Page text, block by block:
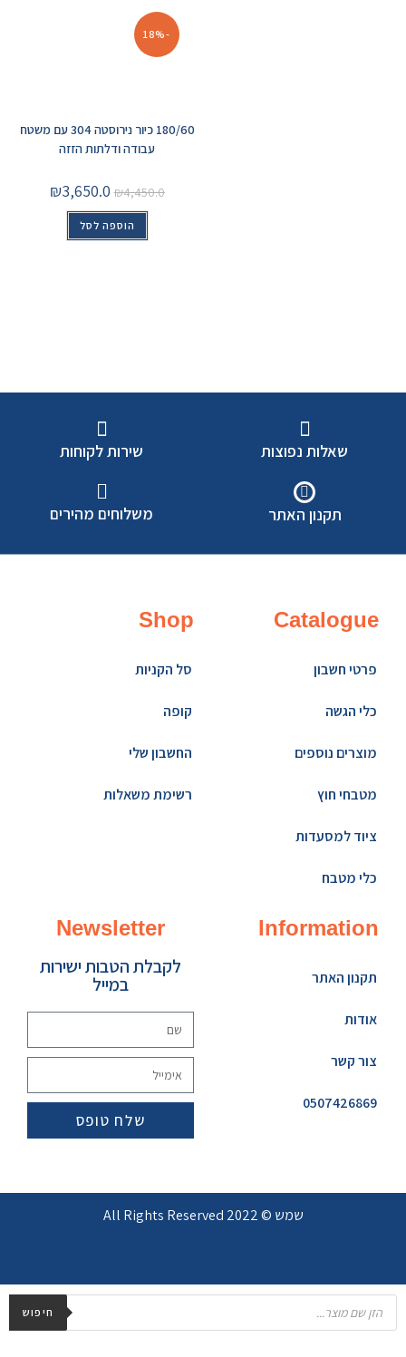
-18%
180/60 כיור נירוסטה 304 עם משטח
עבודה ודלתות הזזה
₪4,450.0
₪3,650.0
הוספה לסל
שאלות נפוצות שירות לקוחות
תקנון האתר משלוחים מהירים
Catalogue
פרטי חשבון
כלי הגשה
מוצרים נוספים
מטבחי חוץ
ציוד למסעדות
כלי מטבח
Shop
סל הקניות
קופה
החשבון שלי
רשימת משאלות
Information
תקנון האתר
אודות
צור קשר
0507426869
Newsletter
לקבלת הטבות ישירות
במייל
שלח טופס
שמש © 2022 All Rights Reserved
חיפוש